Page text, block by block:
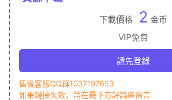
下載價格 2 金币
VIP免費
請先登錄
售後客服QQ群1037197653
如果鏈接失效，請在最下方評論區留言